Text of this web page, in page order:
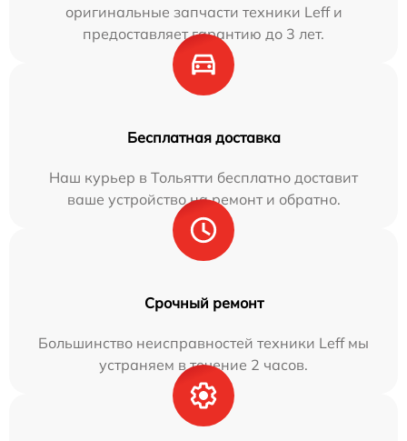
оригинальные запчасти техники Leff и
предоставляет гарантию до 3 лет.
Бесплатная доставка
Наш курьер в Тольятти бесплатно доставит
ваше устройство на ремонт и обратно.
Срочный ремонт
Большинство неисправностей техники Leff мы
устраняем в течение 2 часов.